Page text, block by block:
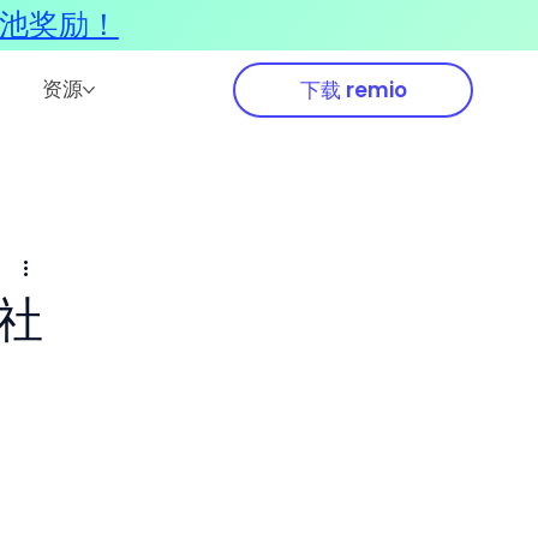
资源 下载 remio
奖励！